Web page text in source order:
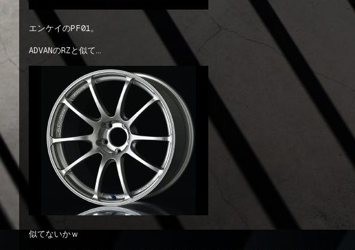
エンケイのPF01。
ADVANのRZと似て…
似てないかｗ